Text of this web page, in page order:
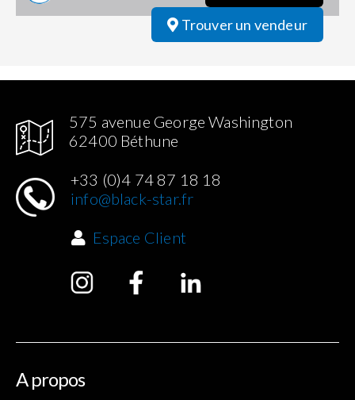
Trouver un vendeur
575 avenue George Washington
62400 Béthune
+33 (0)4 74 87 18 18
info@black-star.fr
Espace Client
A propos